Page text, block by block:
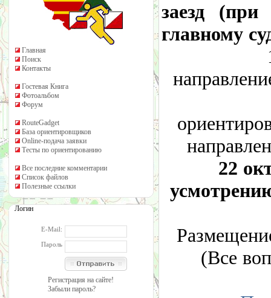
Главная
Поиск
Контакты
Гостевая Книга
Фотоальбом
Форум
RouteGadget
База ориентировщиков
Online-подача заявки
Тесты по ориентированию
Все последние комментарии
Список файлов
Полезные ссылки
Логин
E-Mail:
Пароль
Регистрация на сайте!
Забыли пароль?
заезд (при
главному
14.00 –
22
(Все